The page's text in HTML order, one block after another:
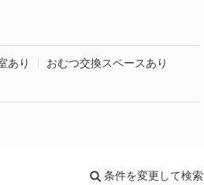
あり
おむつ交換スペースあり
条件を変更して検索